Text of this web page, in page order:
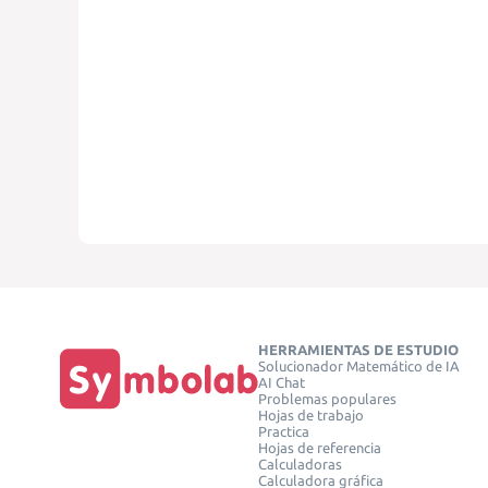
HERRAMIENTAS DE ESTUDIO
Solucionador Matemático de IA
AI Chat
Problemas populares
Hojas de trabajo
Practica
Hojas de referencia
Calculadoras
Calculadora gráfica